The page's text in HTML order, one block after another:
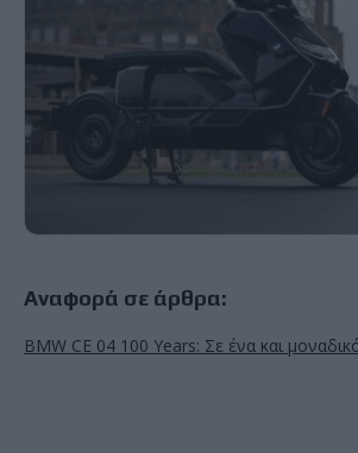
Αναφορά σε άρθρα:
BMW CE 04 100 Years: Σε ένα και